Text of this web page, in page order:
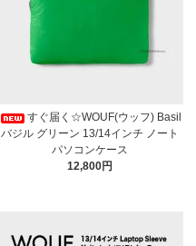
すぐ届く☆WOUF(ウッフ) Basil
バジル グリーン 13/14インチ ノート
パソコンケース
12,800円